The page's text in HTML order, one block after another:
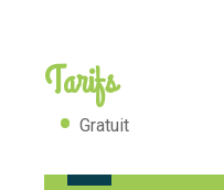
Tarifs
Gratuit